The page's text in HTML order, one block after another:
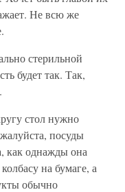
Не всю же
стерильной
будет так. Так,
стол нужно
посуды
как однажды она
на бумаге, а
обычно